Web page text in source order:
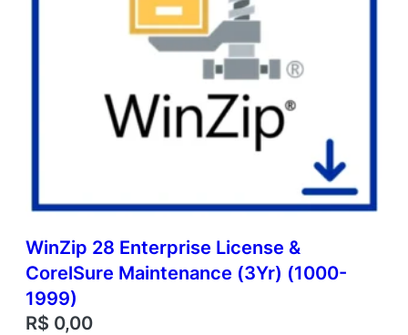
WinZip 28 Enterprise License &
CorelSure Maintenance (3Yr) (1000-
1999)
R$ 0,00